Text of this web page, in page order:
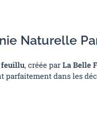
Naturelle
feuillu, créée parLa Belle
parfaitement dans les